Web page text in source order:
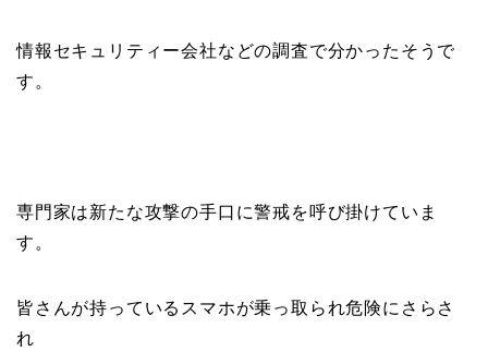
情報セキュリティー会社などの調査で分かったそうで
す。
専門家は新たな攻撃の手口に警戒を呼び掛けていま
す。
皆さんが持っているスマホが乗っ取られ危険にさらさ
れ